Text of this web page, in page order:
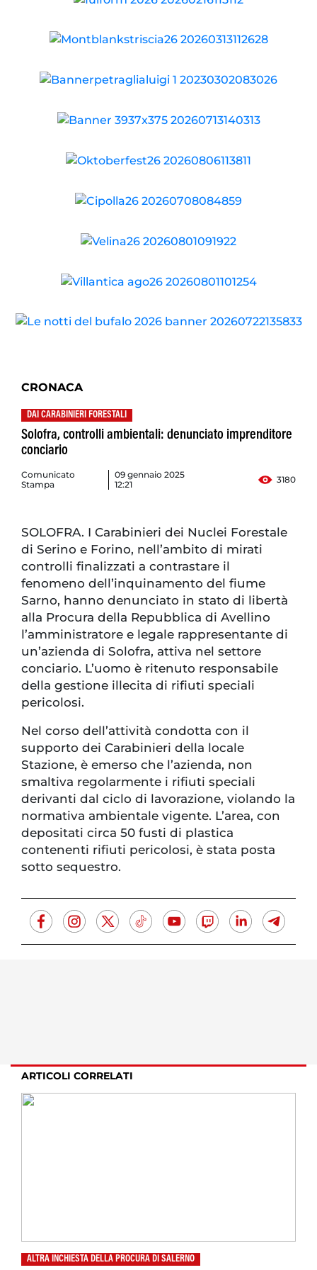
CRONACA
DAI CARABINIERI FORESTALI
Solofra, controlli ambientali: denunciato imprenditore
conciario
Comunicato
Stampa
09 gennaio 2025
12:21
3180
SOLOFRA. I Carabinieri dei Nuclei Forestale
di Serino e Forino, nell’ambito di mirati
controlli finalizzati a contrastare il
fenomeno dell’inquinamento del fiume
Sarno, hanno denunciato in stato di libertà
alla Procura della Repubblica di Avellino
l’amministratore e legale rappresentante di
un’azienda di Solofra, attiva nel settore
conciario. L’uomo è ritenuto responsabile
della gestione illecita di rifiuti speciali
pericolosi.
Nel corso dell’attività condotta con il
supporto dei Carabinieri della locale
Stazione, è emerso che l’azienda, non
smaltiva regolarmente i rifiuti speciali
derivanti dal ciclo di lavorazione, violando la
normativa ambientale vigente. L’area, con
depositati circa 50 fusti di plastica
contenenti rifiuti pericolosi, è stata posta
sotto sequestro.
ARTICOLI CORRELATI
ALTRA INCHIESTA DELLA PROCURA DI SALERNO